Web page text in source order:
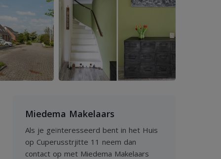
Miedema Makelaars
Als je geïnteresseerd bent in het Huis
op Cuperusstrjitte 11 neem dan
contact op met Miedema Makelaars